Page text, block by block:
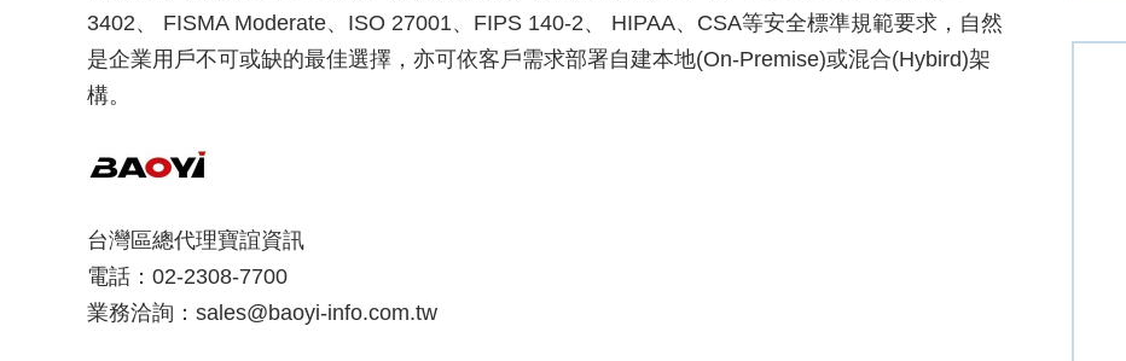
3402、 FISMA Moderate、ISO 27001、FIPS 140-2、 HIPAA、CSA等安全標準規範要求，自然
是企業用戶不可或缺的最佳選擇，亦可依客戶需求部署自建本地(On-Premise)或混合(Hybird)架
構。
台灣區總代理寶誼資訊
電話：02-2308-7700
業務洽詢：sales@baoyi-info.com.tw